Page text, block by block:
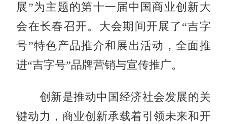
展”为主题的第十一届中国商业创新大
会在长春召开。大会期间开展了“吉字
号”特色产品推介和展出活动，全面推
进“吉字号”品牌营销与宣传推广。
创新是推动中国经济社会发展的关
键动力，商业创新承载着引领未来和开